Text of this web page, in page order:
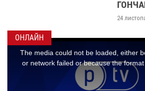
ОНЛАЙН